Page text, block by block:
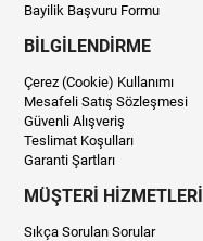
Bayilik Başvuru Formu
BİLGİLENDİRME
Çerez (Cookie) Kullanımı
Mesafeli Satış Sözleşmesi
Güvenli Alışveriş
Teslimat Koşulları
Garanti Şartları
MÜŞTERİ HİZMETLERİ
Sıkça Sorulan Sorular